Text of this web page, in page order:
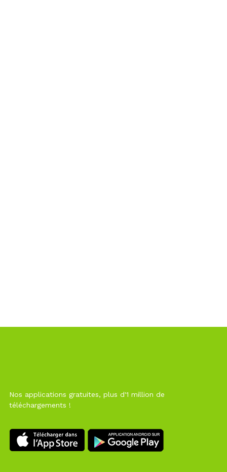
Nos applications gratuites, plus d'1 million de
téléchargements !